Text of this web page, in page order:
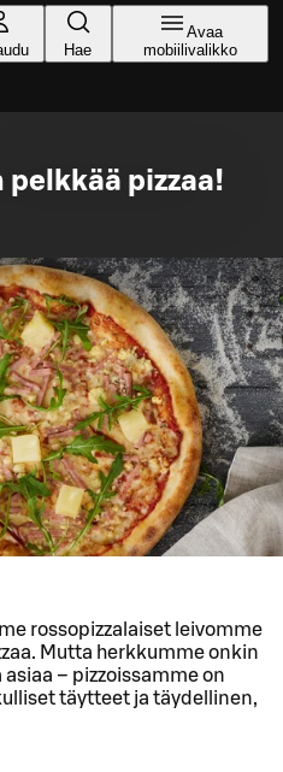
Hae
Avaa
mobiilivalikko
pelkkää pizzaa!
rossopizzalaiset leivomme
Mutta herkkumme onkin
– pizzoissamme on
täytteet ja täydellinen,